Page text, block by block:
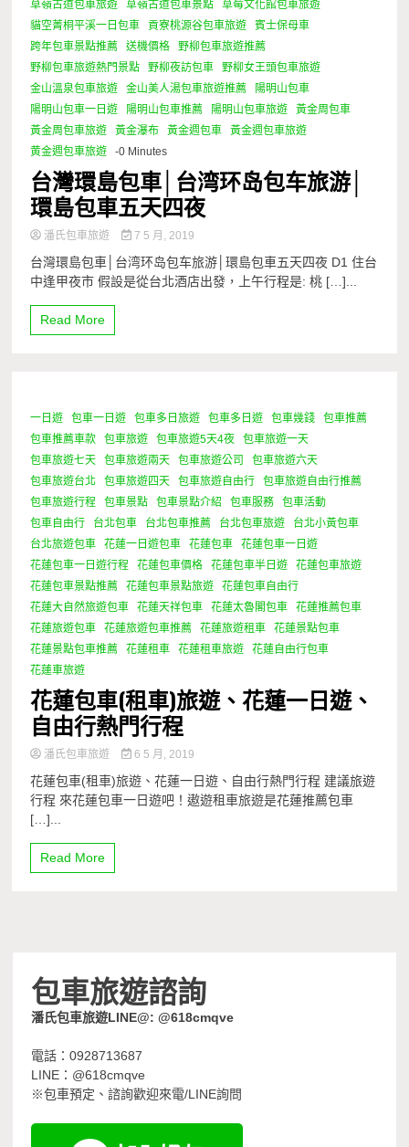
草嶺古道包車旅遊
草嶺古道包車景點
草莓文化館包車旅遊
貓空菁桐平溪一日包車
貢寮桃源谷包車旅遊
賓士保母車
跨年包車景點推薦
送機價格
野柳包車旅遊推薦
野柳包車旅遊熱門景點
野柳夜訪包車
野柳女王頭包車旅遊
金山溫泉包車旅遊
金山美人湯包車旅遊推薦
陽明山包車
陽明山包車一日遊
陽明山包車推薦 陽明山包車旅遊
黃金周包車
黃金周包車旅遊
黃金瀑布 黃金週包車
黃金週包車旅遊
黄金週包車旅遊
-0 Minutes
台灣環島包車│台湾环岛包车旅游│
環島包車五天四夜
潘氏包車旅遊 7 5 月, 2019
台灣環島包車│台湾环岛包车旅游│環島包車五天四夜 D1 住台
中逢甲夜市 假設是從台北酒店出發，上午行程是: 桃 […]...
Read More
1 Minute
一日遊 包車一日遊 包車多日旅遊 包車多日遊 包車幾錢
包車推薦
包車推薦車款
包車旅遊 包車旅遊5天4夜
包車旅遊一天
包車旅遊七天
包車旅遊兩天 包車旅遊公司
包車旅遊六天
包車旅遊台北
包車旅遊四天 包車旅遊自由行
包車旅遊自由行推薦
包車旅遊行程
包車景點 包車景點介紹 包車服務
包車活動
包車自由行
台北包車 台北包車推薦 台北包車旅遊
台北小黃包車
台北旅遊包車
花蓮一日遊包車 花蓮包車
花蓮包車一日遊
花蓮包車一日遊行程
花蓮包車價格 花蓮包車半日遊
花蓮包車旅遊
花蓮包車景點推薦
花蓮包車景點旅遊
花蓮包車自由行
花蓮大自然旅遊包車
花蓮天祥包車 花蓮太魯閣包車
花蓮推薦包車
花蓮旅遊包車
花蓮旅遊包車推薦 花蓮旅遊租車
花蓮景點包車
花蓮景點包車推薦
花蓮租車 花蓮租車旅遊
花蓮自由行包車
花蓮車旅遊
花蓮包車(租車)旅遊、花蓮一日遊、
自由行熱門行程
潘氏包車旅遊 6 5 月, 2019
花蓮包車(租車)旅遊、花蓮一日遊、自由行熱門行程 建議旅遊
行程 來花蓮包車一日遊吧！遨遊租車旅遊是花蓮推薦包車
[…]...
Read More
包車旅遊諮詢
潘氏包車旅遊LINE@: @618cmqve
電話：0928713687
LINE：@618cmqve
※包車預定、諮詢歡迎來電/LINE詢問